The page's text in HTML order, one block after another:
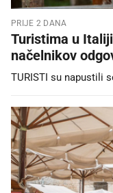
PRIJE 2 DANA
Turistima u
načelnikov
TURISTI su napustili